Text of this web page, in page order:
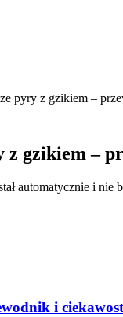
pyry z gzikiem –
z gzikiem –
automatycznie i nie
i